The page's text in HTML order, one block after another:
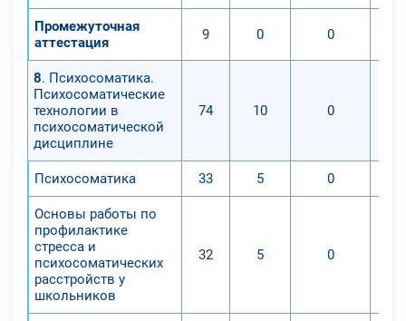
Промежуточная
аттестация
9 0 0
8. Психосоматика.
Психосоматические
технологии в
психосоматической
дисциплине
74 10 0
Психосоматика 33 5 0
Основы работы по
профилактике
стресса и
психосоматических
расстройств у
школьников
32 5 0